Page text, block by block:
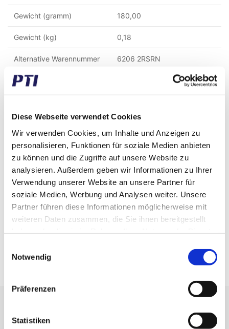
Diese Webseite verwendet Cookies
Wir verwenden Cookies, um Inhalte und Anzeigen zu
personalisieren, Funktionen für soziale Medien anbieten
zu können und die Zugriffe auf unsere Website zu
analysieren. Außerdem geben wir Informationen zu Ihrer
Verwendung unserer Website an unsere Partner für
soziale Medien, Werbung und Analysen weiter. Unsere
Partner führen diese Informationen möglicherweise mit
weiteren Daten zusammen, die Sie ihnen bereitgestellt
Notwendig
Präferenzen
Statistiken
Gewicht (gramm) 180,00
Gewicht (kg) 0,18
Alternative Warennummer 6206 2RSRN
Zolltarifnummer
Aussen Durchmesser (mm) 62,00
Breite (mm) 16,00
Dichtungsart 2RS - Gummilippen Dichtung
Spiel CN
Eigenschaften